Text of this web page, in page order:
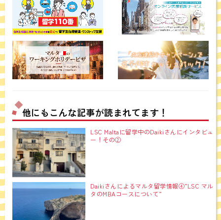
他にもこんな記事が読まれてます！
LSC Maltaに留学中のDaikiさんにインタビュ
ー！その②
Daikiさんによるマルタ留学情報④”LSC マル
タのMBAコースについて”